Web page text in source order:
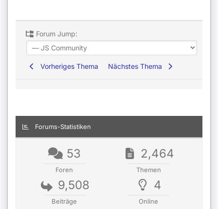
Forum Jump:
Vorheriges Thema Nächstes Thema
Forums-Statistiken
53
Foren
2,464
Themen
9,508
Beiträge
4
Online